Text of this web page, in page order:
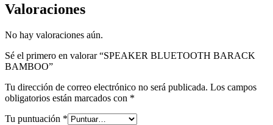
Valoraciones
No hay valoraciones aún.
Sé el primero en valorar “SPEAKER BLUETOOTH BARACK
BAMBOO”
Tu dirección de correo electrónico no será publicada. Los campos
obligatorios están marcados con *
Tu puntuación *